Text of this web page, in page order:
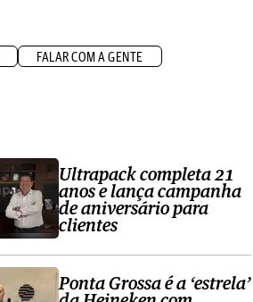
FALAR COM A GENTE
Ultrapack completa 21
anos e lança campanha
de aniversário para
clientes
Ponta Grossa é a ‘estrela’